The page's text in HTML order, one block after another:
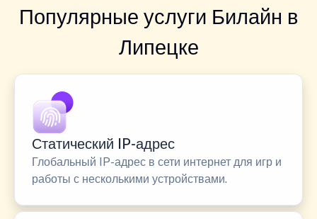
Популярные услуги Билайн в
Липецке
Статический IP-адрес
Глобальный IP-адрес в сети интернет для игр и
работы с несколькими устройствами.